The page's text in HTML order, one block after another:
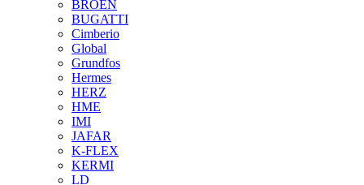
BROEN
BUGATTI
Cimberio
Global
Grundfos
Hermes
HERZ
HME
IMI
JAFAR
K-FLEX
KERMI
LD